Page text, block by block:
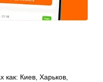
Киев, Харьков,